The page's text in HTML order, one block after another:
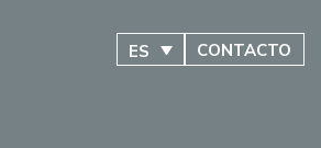
ES CONTACTO